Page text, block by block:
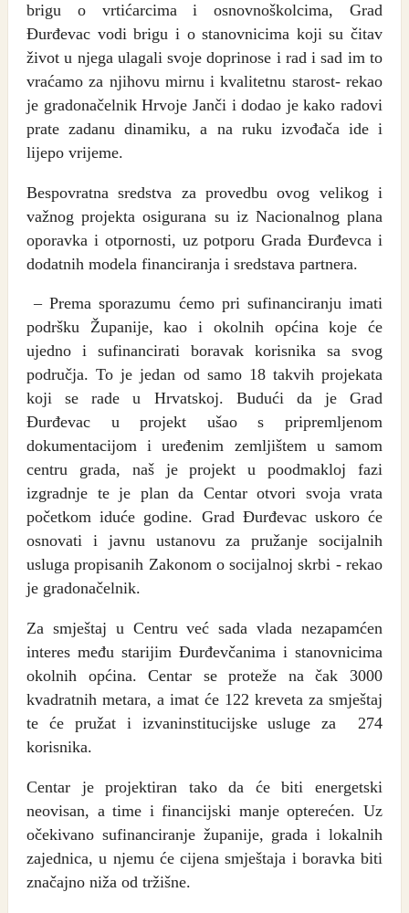
brigu o vrtićarcima i osnovnoškolcima, Grad
Đurđevac vodi brigu i o stanovnicima koji su čitav
život u njega ulagali svoje doprinose i rad i sad im to
vraćamo za njihovu mirnu i kvalitetnu starost- rekao
je gradonačelnik Hrvoje Janči i dodao je kako radovi
prate zadanu dinamiku, a na ruku izvođača ide i
lijepo vrijeme.
Bespovratna sredstva za provedbu ovog velikog i
važnog projekta osigurana su iz Nacionalnog plana
oporavka i otpornosti, uz potporu Grada Đurđevca i
dodatnih modela financiranja i sredstava partnera.
– Prema sporazumu ćemo pri sufinanciranju imati
podršku Županije, kao i okolnih općina koje će
ujedno i sufinancirati boravak korisnika sa svog
područja. To je jedan od samo 18 takvih projekata
koji se rade u Hrvatskoj. Budući da je Grad
Đurđevac u projekt ušao s pripremljenom
dokumentacijom i uređenim zemljištem u samom
centru grada, naš je projekt u poodmakloj fazi
izgradnje te je plan da Centar otvori svoja vrata
početkom iduće godine. Grad Đurđevac uskoro će
osnovati i javnu ustanovu za pružanje socijalnih
usluga propisanih Zakonom o socijalnoj skrbi - rekao
je gradonačelnik.
Za smještaj u Centru već sada vlada nezapamćen
interes među starijim Đurđevčanima i stanovnicima
okolnih općina. Centar se proteže na čak 3000
kvadratnih metara, a imat će 122 kreveta za smještaj
te će pružat i izvaninstitucijske usluge za 274
korisnika.
Centar je projektiran tako da će biti energetski
neovisan, a time i financijski manje opterećen. Uz
očekivano sufinanciranje županije, grada i lokalnih
zajednica, u njemu će cijena smještaja i boravka biti
značajno niža od tržišne.